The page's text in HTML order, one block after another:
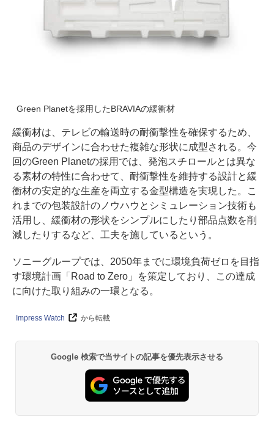
Green Planetを採用したBRAVIAの緩衝材
緩衝材は、テレビの輸送時の耐衝撃性を確保するため、
商品のデザインに合わせた複雑な形状に成型される。今
回のGreen Planetの採用では、発泡スチロールとは異な
る素材の特性に合わせて、耐衝撃性を維持する設計と緩
衝材の安定的な生産を両立する金型構造を実現した。こ
れまでの包装設計のノウハウとシミュレーション技術も
活用し、緩衝材の形状をシンプルにしたり部品点数を削
減したりするなど、工夫を施しているという。
ソニーグループでは、2050年までに環境負荷ゼロを目指
す環境計画「Road to Zero」を策定しており、この達成
に向けた取り組みの一環となる。
Impress Watch から転載
Google 検索で当サイトの記事を優先表示させる